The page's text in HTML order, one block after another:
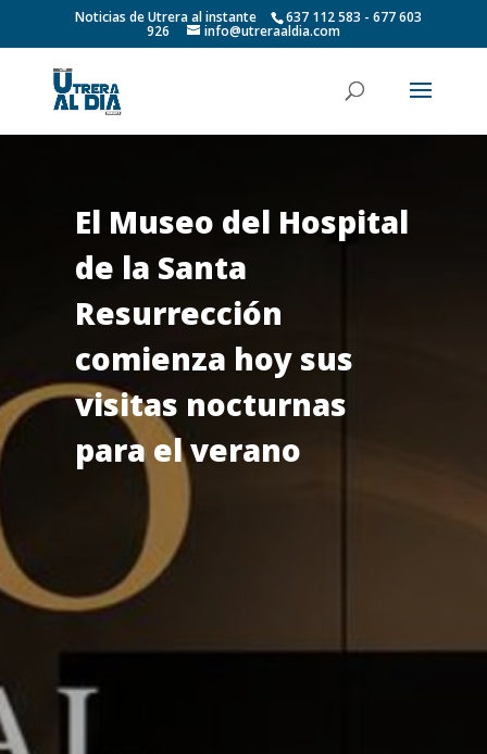
Noticias de Utrera al instante 637 112 583 - 677 603
926 info@utreraaldia.com
El Museo del Hospital
de la Santa
Resurrección
comienza hoy sus
visitas nocturnas
para el verano